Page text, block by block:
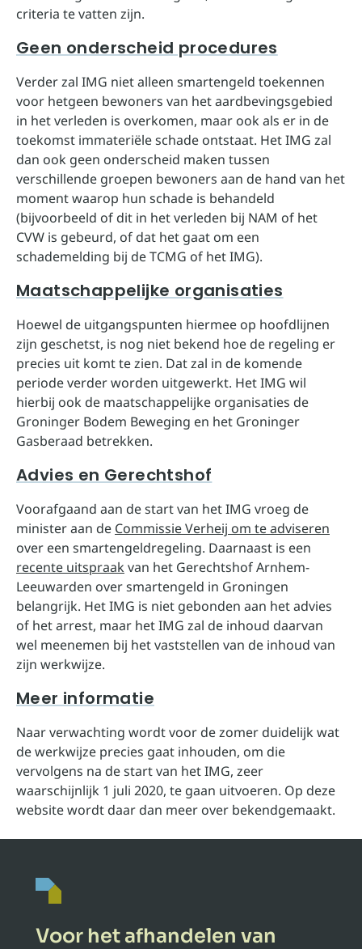
criteria te vatten zijn.
Geen onderscheid procedures
Verder zal IMG niet alleen smartengeld toekennen
voor hetgeen bewoners van het aardbevingsgebied
in het verleden is overkomen, maar ook als er in de
toekomst immateriële schade ontstaat. Het IMG zal
dan ook geen onderscheid maken tussen
verschillende groepen bewoners aan de hand van het
moment waarop hun schade is behandeld
(bijvoorbeeld of dit in het verleden bij NAM of het
CVW is gebeurd, of dat het gaat om een
schademelding bij de TCMG of het IMG).
Maatschappelijke organisaties
Hoewel de uitgangspunten hiermee op hoofdlijnen
zijn geschetst, is nog niet bekend hoe de regeling er
precies uit komt te zien. Dat zal in de komende
periode verder worden uitgewerkt. Het IMG wil
hierbij ook de maatschappelijke organisaties de
Groninger Bodem Beweging en het Groninger
Gasberaad betrekken.
Advies en Gerechtshof
Voorafgaand aan de start van het IMG vroeg de
minister aan de Commissie Verheij om te adviseren
over een smartengeldregeling. Daarnaast is een
recente uitspraak van het Gerechtshof Arnhem-
Leeuwarden over smartengeld in Groningen
belangrijk. Het IMG is niet gebonden aan het advies
of het arrest, maar het IMG zal de inhoud daarvan
wel meenemen bij het vaststellen van de inhoud van
zijn werkwijze.
Meer informatie
Naar verwachting wordt voor de zomer duidelijk wat
de werkwijze precies gaat inhouden, om die
vervolgens na de start van het IMG, zeer
waarschijnlijk 1 juli 2020, te gaan uitvoeren. Op deze
website wordt daar dan meer over bekendgemaakt.
Voor het afhandelen van